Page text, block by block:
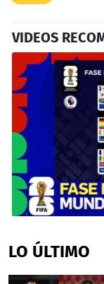
VIDEOS
of
17
59
LO ÚLTIMO